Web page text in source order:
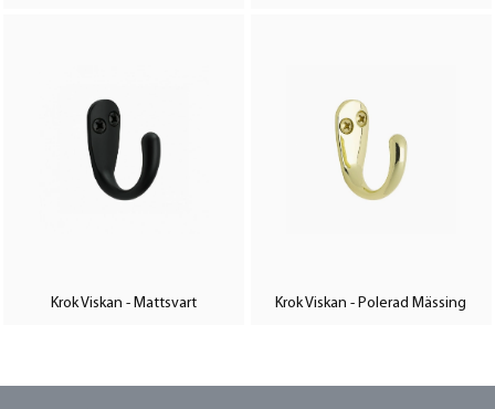
Krok Viskan - Mattsvart Krok Viskan - Polerad Mässing